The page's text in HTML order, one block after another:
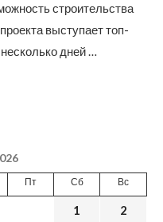
строительства
выступает топ-
дней …
Пт Сб Вс
1
2